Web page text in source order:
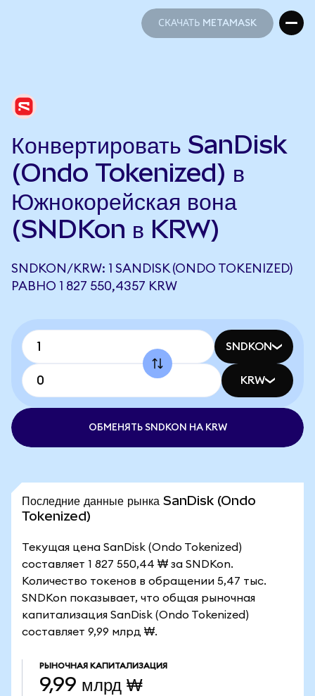
СКАЧАТЬ METAMASK
Конвертировать SanDisk
(Ondo Tokenized) в
Южнокорейская вона
(SNDKon в KRW)
SNDKON/KRW: 1 SANDISK (ONDO TOKENIZED)
РАВНО 1 827 550,4357 KRW
SNDKON
KRW
ОБМЕНЯТЬ SNDKON НА KRW
Последние данные рынка SanDisk (Ondo
Tokenized)
Текущая цена SanDisk (Ondo Tokenized)
составляет 1 827 550,44 ₩ за SNDKon.
Количество токенов в обращении 5,47 тыс.
SNDKon показывает, что общая рыночная
капитализация SanDisk (Ondo Tokenized)
составляет 9,99 млрд ₩.
РЫНОЧНАЯ КАПИТАЛИЗАЦИЯ
9,99 млрд ₩